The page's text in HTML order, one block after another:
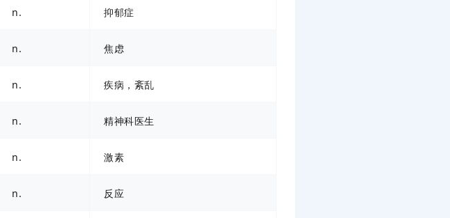
n. 抑郁症
n. 焦虑
n. 疾病，紊乱
n. 精神科医生
n. 激素
n. 反应